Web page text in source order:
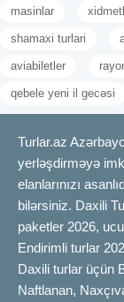
masinlar
shamaxi turlari
aviabiletler
qebele yeni il gecəsi
Turlar.az
yerləşdirməyə
elanlarınızı
bilərsiniz. Daxili
paketler 2026,
Endirimli turlar
Daxili turlar üçün
Naftlanan,